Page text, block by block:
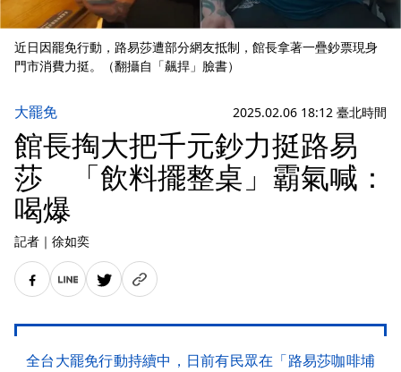
近日因罷免行動，路易莎遭部分網友抵制，館長拿著一疊鈔票現身
門市消費力挺。（翻攝自「飆捍」臉書）
大罷免 2025.02.06 18:12 臺北時間
館長掏大把千元鈔力挺路易
莎 「飲料擺整桌」霸氣喊：
喝爆
記者 ｜ 徐如奕
全台大罷免行動持續中，日前有民眾在「路易莎咖啡埔